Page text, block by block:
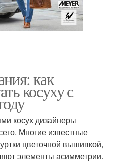
как
косуху с
косух дизайнеры
Многие известные
цветочной вышивкой,
элементы асимметрии.